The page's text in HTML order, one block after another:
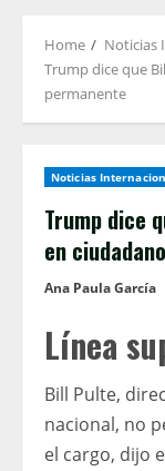
Home
Noticias
Trump dice que
permanente
Noticias
Trump dice
en
Ana Paula García
Línea
Bill Pulte,
nacional, no
el cargo, dijo